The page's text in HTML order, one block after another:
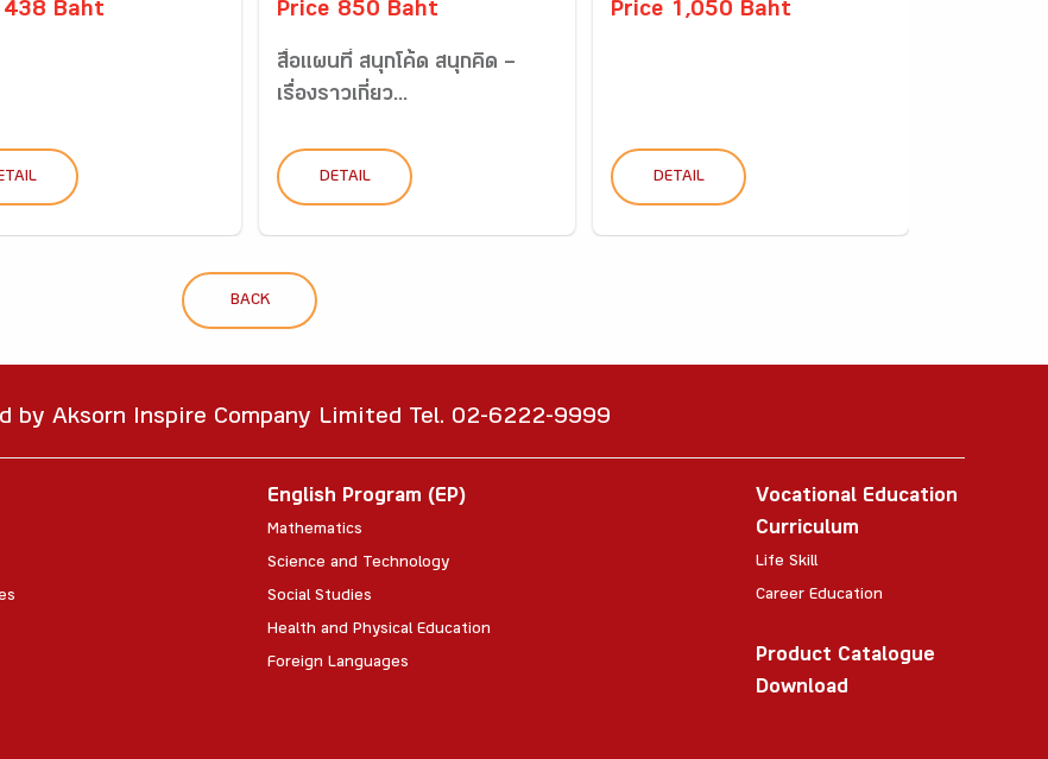
438 Baht Price 850 Baht
สื่อแผนที่ สนุกโค้ด สนุกคิด –
เรื่องราวเกี่ยว...
DETAIL
Price 1,050 Baht
DETAIL
BACK
by Aksorn Inspire Company Limited Tel. 02-6222-9999
English Program (EP)
Mathematics
Science and Technology
Social Studies
Health and Physical Education
Foreign Languages
Vocational Education
Curriculum
Life Skill
Career Education
Product Catalogue
Download